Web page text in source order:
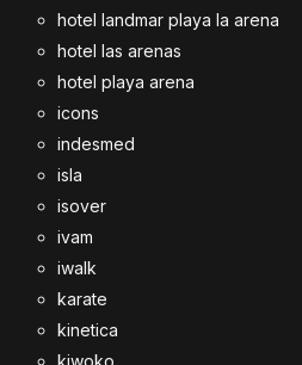
hotel landmar playa la arena
hotel las arenas
hotel playa arena
icons
indesmed
isla
isover
ivam
iwalk
karate
kinetica
kiwoko